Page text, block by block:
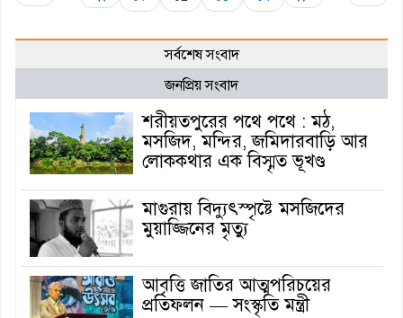
সর্বশেষ সংবাদ
জনপ্রিয় সংবাদ
শরীয়তপুরের পথে পথে : মঠ,
মসজিদ, মন্দির, জমিদারবাড়ি আর
লোককথার এক বিস্মৃত ভূখণ্ড
মাগুরায় বিদ্যুৎস্পৃষ্টে মসজিদের
মুয়াজ্জিনের মৃত্যু
আবৃত্তি জাতির আত্মপরিচয়ের
প্রতিফলন — সংস্কৃতি মন্ত্রী